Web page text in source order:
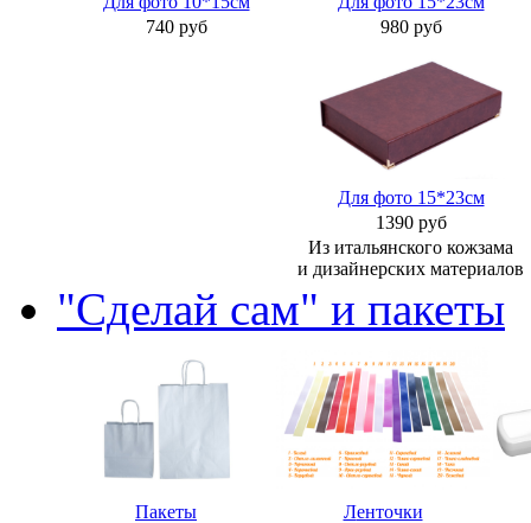
740 руб
980 руб
Для фото 15*23см
1390 руб
Из итальянского кожзама
и дизайнерских материалов
"Сделай сам" и пакеты
Пакеты Ленточки